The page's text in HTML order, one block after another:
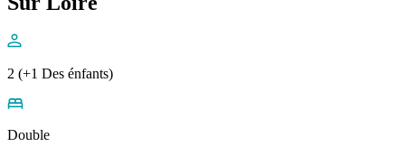
2 (+1 Des énfants)
Double